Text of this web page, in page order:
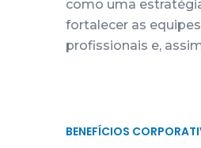
como uma
fortalecer as
profissionais e,
BENEFÍCIOS